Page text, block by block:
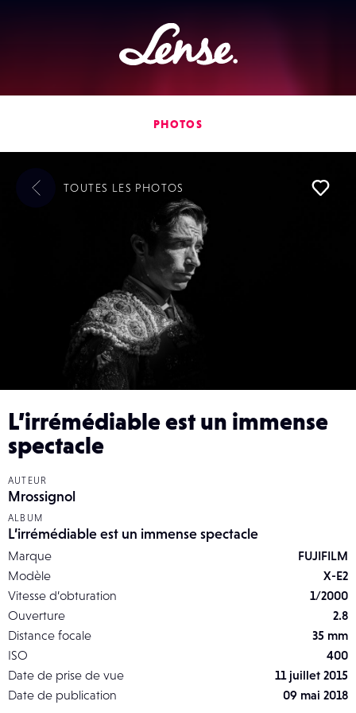
Lense
PHOTOS
L’irrémédiable est un immense
spectacle
AUTEUR
Mrossignol
ALBUM
L’irrémédiable est un immense spectacle
Marque
FUJIFILM
Modèle
X-E2
Vitesse d’obturation
1/2000
Ouverture
2.8
Distance focale
35 mm
ISO
400
Date de prise de vue
11 juillet 2015
Date de publication
09 mai 2018
TOUTES LES PHOTOS